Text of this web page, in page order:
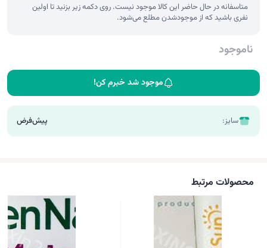
متاسفانه در حال حاضر این کالا موجود نیست. روی دکمه زیر بزنید تا اولین
نفری باشید که از موجودشدن مطلع می‌شود.
ناموجود
موجود شد خبرم کن!
سایز: پیش‌فرض
محصولات مرتبط